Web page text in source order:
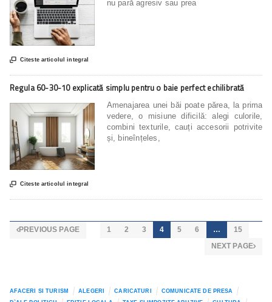
nu pară agresiv sau prea
 Citeste articolul integral
Regula 60-30-10 explicată simplu pentru o baie perfect echilibrată
Amenajarea unei băi poate părea, la prima
vedere, o misiune dificilă: alegi culorile,
combini texturile, cauți accesorii potrivite
și, bineînțeles,
 Citeste articolul integral
PREVIOUS PAGE 1 2 3 4 5 6 …
15
NEXT PAGE
AFACERI SI TURISM ALEGERI CARICATURI
COMUNICATE DE PRESA